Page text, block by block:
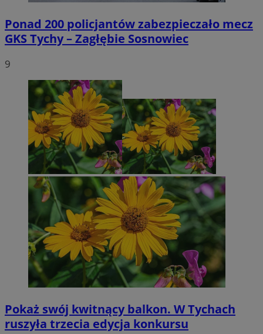
Ponad 200 policjantów zabezpieczało mecz
GKS Tychy – Zagłębie Sosnowiec
9
Pokaż swój kwitnący balkon. W Tychach
ruszyła trzecia edycja konkursu